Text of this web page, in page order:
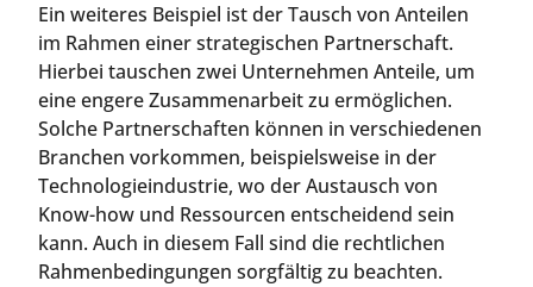
Ein weiteres Beispiel ist der Tausch von Anteilen
im Rahmen einer strategischen Partnerschaft.
Hierbei tauschen zwei Unternehmen Anteile, um
eine engere Zusammenarbeit zu ermöglichen.
Solche Partnerschaften können in verschiedenen
Branchen vorkommen, beispielsweise in der
Technologieindustrie, wo der Austausch von
Know-how und Ressourcen entscheidend sein
kann. Auch in diesem Fall sind die rechtlichen
Rahmenbedingungen sorgfältig zu beachten.